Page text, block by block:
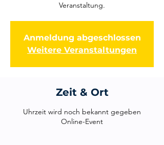
Veranstaltung.
Anmeldung abgeschlossen
Weitere Veranstaltungen
Zeit & Ort
Uhrzeit wird noch bekannt gegeben
Online-Event